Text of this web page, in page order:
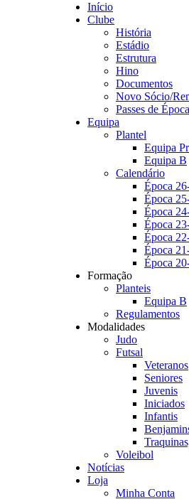
Início
Clube
História
Estádio
Estrutura
Hino
Documentos
Novo Sócio/
Passes de Época
Equipa
Plantel
Equipa
Equipa B
Calendário
Época
Época
Época
Época
Época
Época
Época
Formação
Planteis
Equipa B
Regulamentos
Modalidades
Judo
Futsal
Veteranos
Seniores
Juvenis
Iniciados
Infantis
Voleibol
Notícias
Loja
Minha Conta